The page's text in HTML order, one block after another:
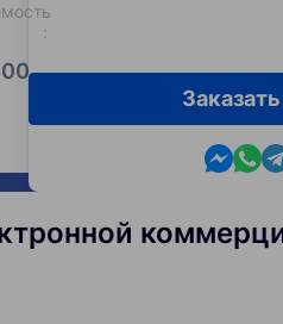
:
Contact